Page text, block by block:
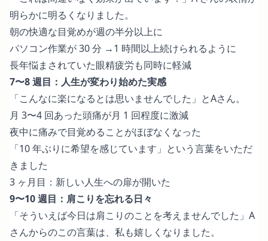
明らかに明るくなりました。
朝の快適な目覚めが週の半分以上に
パソコン作業が 30 分 →1 時間以上続けられるように
長年悩まされていた眼精疲労も同時に軽減
7〜8 週目：人生が変わり始めた実感
「こんなに楽になるとは思いませんでした」とAさん。
月 3〜4 回あった頭痛が月 1 回程度に激減
夜中に痛みで目覚めることがほぼなくなった
「10 年ぶりに希望を感じています」という言葉をいただ
きました
3 ヶ月目：新しい人生への扉が開いた
9〜10 週目：肩こりを忘れる日々
「そういえば今日は肩こりのことを考えませんでした」A
さんからのこの言葉は、私も嬉しくなりました。